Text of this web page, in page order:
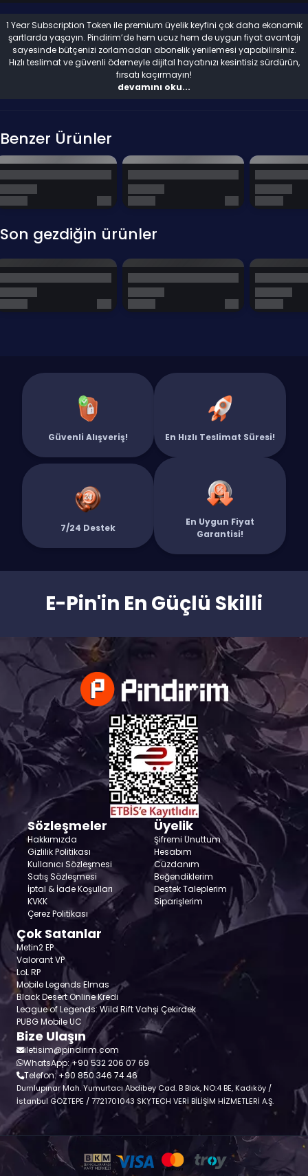
1 Year Subscription Token ile premium üyelik keyfini çok daha ekonomik
şartlarda yaşayın. Pindirim’de hem ucuz hem de uygun fiyat avantajı
sayesinde bütçenizi zorlamadan abonelik yenilemesi yapabilirsiniz.
Hızlı teslimat ve güvenli ödemeyle dijital hayatınızı kesintisiz sürdürün,
fırsatı kaçırmayın!
devamını oku...
Benzer Ürünler
Son gezdiğin ürünler
Güvenli Alışveriş! En Hızlı Teslimat Süresi!
7/24 Destek
En Uygun Fiyat
Garantisi!
E-Pin'in En Güçlü Skilli
Sözleşmeler
Hakkımızda
Gizlilik Politikası
Kullanıcı Sözleşmesi
Satış Sözleşmesi
İptal & İade Koşulları
KVKK
Çerez Politikası
Üyelik
Şifremi Unuttum
Hesabım
Cüzdanım
Beğendiklerim
Destek Taleplerim
Siparişlerim
Çok Satanlar
Metin2 EP
Valorant VP
LoL RP
Mobile Legends Elmas
Black Desert Online Kredi
League of Legends: Wild Rift Vahşi Çekirdek
PUBG Mobile UC
Bize Ulaşın
iletisim@pindirim.com
WhatsApp: +90 532 206 07 69
Telefon: +90 850 346 74 46
Dumlupınar Mah. Yumurtacı Abdibey Cad. B Blok, NO:4 BE, Kadıköy /
İstanbul GÖZTEPE / 7721701043 SKYTECH VERİ BİLİŞİM HİZMETLERİ A.Ş.